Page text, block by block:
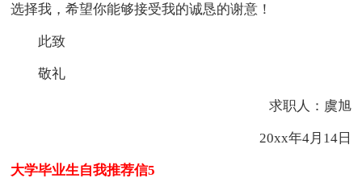
选择我，希望你能够接受我的诚恳的谢意！
此致
敬礼
求职人：虞旭
20xx年4月14日
大学毕业生自我推荐信5